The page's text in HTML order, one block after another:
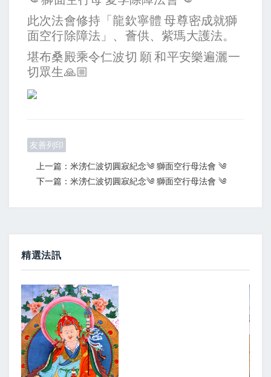
此次法會修持「龍欽寧體 母尊密成就獅
面空行除障法」、薈供、紫瑪大護法。
堪布桑殿乘令仁波切 願 和平安樂遍灑一
切眾生🙏🏼
友善列印
上一篇：米滂仁波切圓寂紀念༄ 獅面空行母法會 ༄
下一篇：米滂仁波切圓寂紀念༄ 獅面空行母法會 ༄
精選法訊